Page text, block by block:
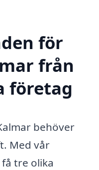
för
från
företag
behöver
Med vår
tre olika